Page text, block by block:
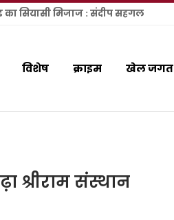
का सियासी मिजाज : संदीप सहगल
विशेष क्राइम खेल जगत
श्रीराम संस्थान